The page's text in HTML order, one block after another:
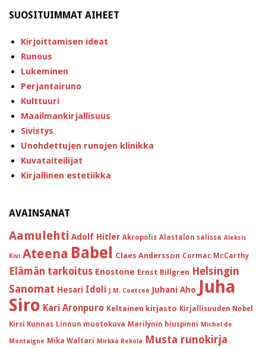
SUOSITUIMMAT AIHEET
Kirjoittamisen ideat
Runous
Lukeminen
Perjantairuno
Kulttuuri
Maailmankirjallisuus
Sivistys
Unohdettujen runojen klinikka
Kuvataiteilijat
Kirjallinen estetiikka
AVAINSANAT
Aamulehti Adolf Hitler Akropolis Alastalon salissa Aleksis
Kivi Ateena Babel Claes Andersson Cormac McCarthy
Elämän tarkoitus Enostone Ernst Billgren Helsingin
Sanomat Hesari Idoli J.M. Coetzee Juhani Aho Juha
Siro Kari Aronpuro Keltainen kirjasto Kirjallisuuden Nobel
Kirsi Kunnas Linnun muotokuva Marilynin hiuspinni Michel de
Montaigne Mika Waltari Mirkka Rekola Musta runokirja